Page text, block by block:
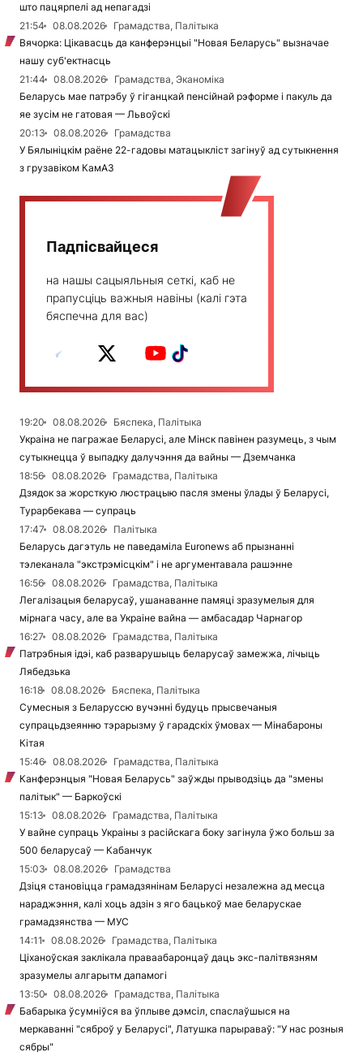
што пацярпелі ад непагадзі
21:54
08.08.2026
Грамадства, Палітыка
Вячорка: Цікавасць да канферэнцыі "Новая Беларусь" вызначае
нашу суб'ектнасць
21:44
08.08.2026
Грамадства, Эканоміка
Беларусь мае патрэбу ў гіганцкай пенсійнай рэформе і пакуль да
яе зусім не гатовая — Львоўскі
20:13
08.08.2026
Грамадства
У Бялыніцкім раёне 22-гадовы матацыкліст загінуў ад сутыкнення
з грузавіком КамАЗ
Падпісвайцеся
на нашы сацыяльныя сеткі, каб не
прапусціць важныя навіны (калі гэта
бяспечна для вас)
19:20 08.08.2026
Бяспека, Палітыка
Украіна не пагражае Беларусі, але Мінск павінен разумець, з чым
сутыкнецца ў выпадку далучэння да вайны — Дземчанка
18:56
08.08.2026
Грамадства, Палітыка
Дзядок за жорсткую люстрацыю пасля змены ўлады ў Беларусі,
Турарбекава — супраць
17:47
08.08.2026
Палітыка
Беларусь дагэтуль не паведаміла Euronews аб прызнанні
тэлеканала "экстрэмісцкім" і не аргументавала рашэнне
16:56
08.08.2026
Грамадства, Палітыка
Легалізацыя беларусаў, ушанаванне памяці зразумелыя для
мірнага часу, але ва Украіне вайна — амбасадар Чарнагор
16:27
08.08.2026
Грамадства, Палітыка
Патрэбныя ідэі, каб разварушыць беларусаў замежжа, лічыць
Лябедзька
16:18
08.08.2026
Бяспека, Палітыка
Сумесныя з Беларуссю вучэнні будуць прысвечаныя
супрацьдзеянню тэрарызму ў гарадскіх ўмовах — Мінабароны
Кітая
15:46
08.08.2026
Грамадства, Палітыка
Канферэнцыя "Новая Беларусь" заўжды прыводзіць да "змены
палітык" — Баркоўскі
15:13
08.08.2026
Грамадства, Палітыка
У вайне супраць Украіны з расійскага боку загінула ўжо больш за
500 беларусаў — Кабанчук
15:03
08.08.2026
Грамадства
Дзіця становіцца грамадзянінам Беларусі незалежна ад месца
нараджэння, калі хоць адзін з яго бацькоў мае беларускае
грамадзянства — МУС
14:11
08.08.2026
Грамадства, Палітыка
Ціханоўская заклікала праваабаронцаў даць экс-палітвязням
зразумелы алгарытм дапамогі
13:50
08.08.2026
Грамадства, Палітыка
Бабарыка ўсумніўся ва ўплыве дэмсіл, спаслаўшыся на
меркаванні "сяброў у Беларусі", Латушка парыраваў: "У нас розныя
сябры"